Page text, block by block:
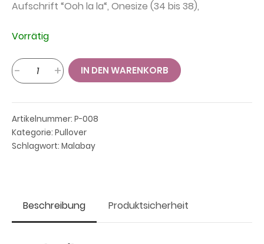
Aufschrift “Ooh la la“, Onesize (34 bis 38),
Vorrätig
Pullover
in
Malabay
Menge
- + IN DEN WARENKORB
Artikelnummer: P-008
Kategorie: Pullover
Schlagwort: Malabay
Beschreibung Produktsicherheit